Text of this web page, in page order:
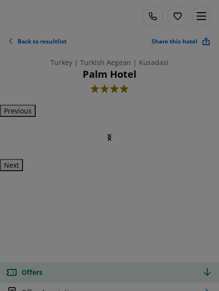
Back to resultlist Share this hotel
Turkey | Turkish Aegean | Kusadasi
Palm Hotel
4
Previous
Next
Offers